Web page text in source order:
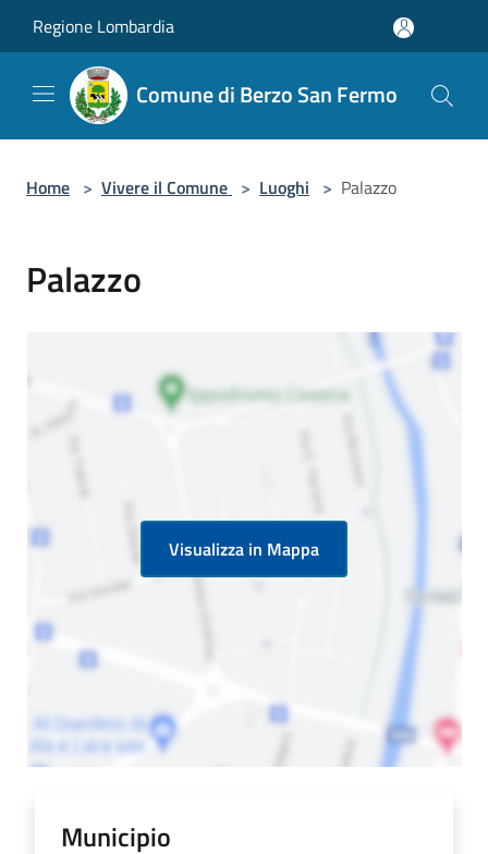
Regione Lombardia
Comune di Berzo San Fermo
Home > Vivere il Comune > Luoghi > Palazzo
Palazzo
Visualizza in Mappa
Municipio